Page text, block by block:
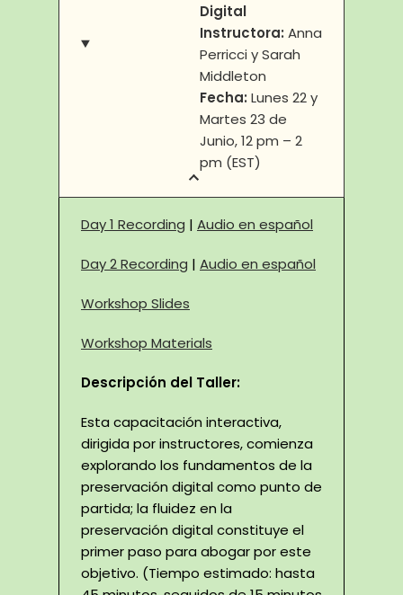
Digital
Instructora: Anna
Perricci y Sarah
Middleton
Fecha: Lunes 22 y
Martes 23 de
Junio, 12 pm – 2
pm (EST)
Day 1 Recording | Audio en español
Day 2 Recording | Audio en español
Workshop Slides
Workshop Materials
Descripción del Taller:
Esta capacitación interactiva,
dirigida por instructores, comienza
explorando los fundamentos de la
preservación digital como punto de
partida; la fluidez en la
preservación digital constituye el
primer paso para abogar por este
objetivo. (Tiempo estimado: hasta